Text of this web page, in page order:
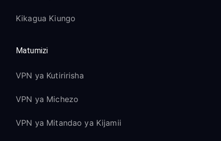
Kikagua Kiungo
Matumizi
VPN ya Kutiririsha
VPN ya Michezo
VPN ya Mitandao ya Kijamii